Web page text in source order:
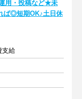
用・投稿など★未
ば◎短期OK♪土日休
支給